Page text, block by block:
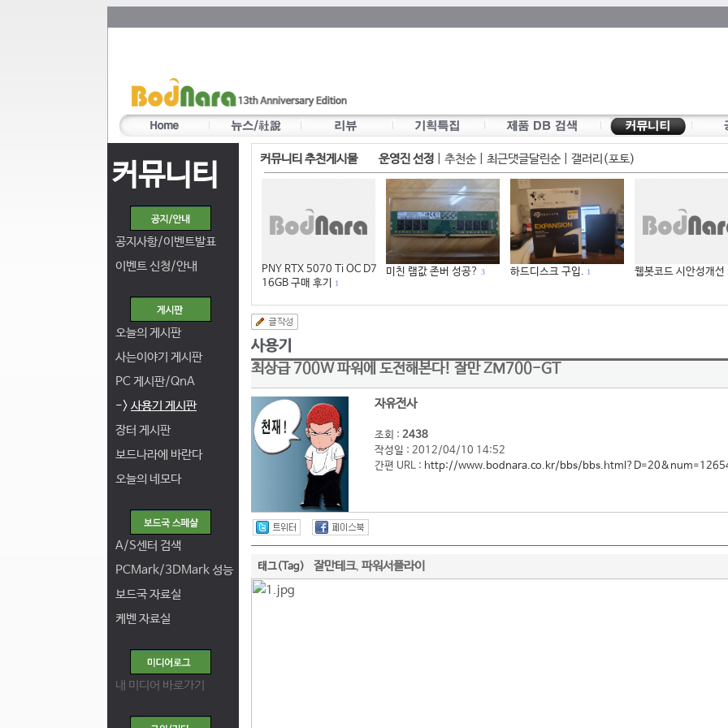
커뮤니티
공지사항/이벤트발표
이벤트 신청/안내
오늘의 게시판
사는이야기 게시판
PC 게시판/QnA
-> 사용기 게시판
장터 게시판
보드나라에 바란다
오늘의 네모다
A/S센터 검색
PCMark/3DMark 성능
보드국 자료실
케벤 자료실
내 미디어 바로가기
커뮤니티 추천게시물 운영진 선정 추천순| 최근댓글달린순| 갤러리(포토)
PNY RTX 5070 Ti OC D7
16GB 구매 후기
1
미친 램값 존버 성공? 3 하드디스크 구입. 1 웹봇코드 시안성개선
최상급 700W 파워에 도전해본다! 잘만 ZM700-GT
자유전사
조회 : 2438
작성일 : 2012/04/10 14:52
간편 URL : http://www.bodnara.co.kr/bbs/
태그(Tag) 잘만테크, 파워서플라이